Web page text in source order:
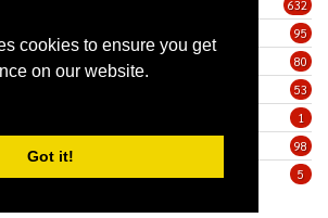
cookies to ensure you get
on our website.
Got it!
632
ร
95
80
รม
53
าน
1
98
5
พร่ระบาดของเชื้อโรค COVID-19